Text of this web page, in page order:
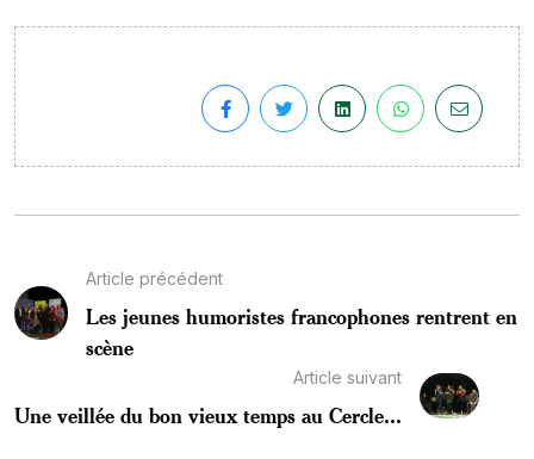
Article précédent
Les jeunes humoristes francophones rentrent en
scène
Article suivant
Une veillée du bon vieux temps au Cercle...